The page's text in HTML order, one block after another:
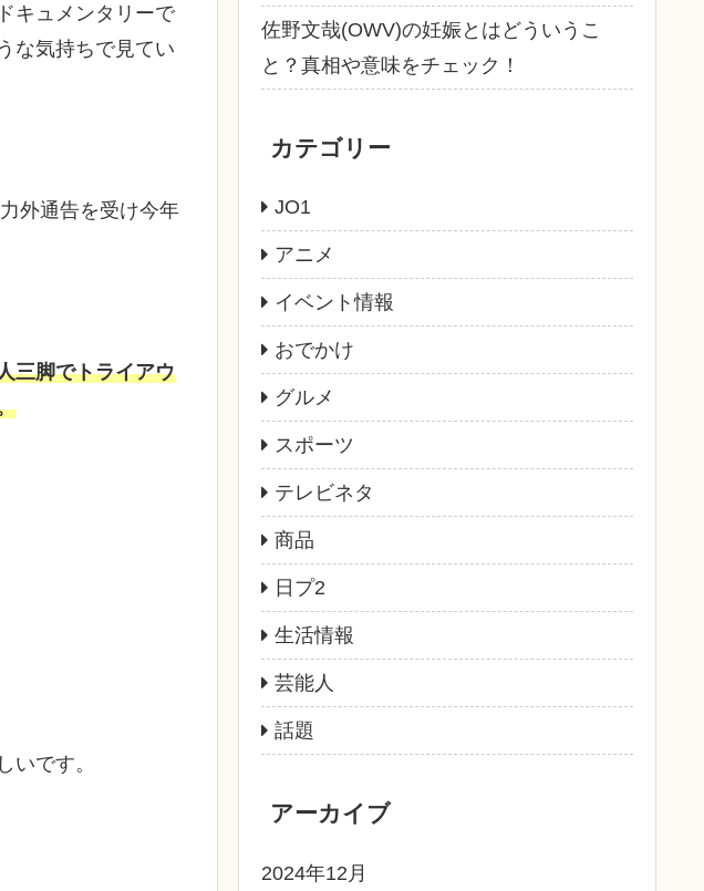
キュメンタリーで
な気持ちで見てい
外通告を受け今年
三脚でトライアウ
いです。
佐野文哉(OWV)の妊娠とはどういうこ
と？真相や意味をチェック！
カテゴリー
JO1
アニメ
イベント情報
おでかけ
グルメ
スポーツ
テレビネタ
商品
日プ2
生活情報
芸能人
話題
アーカイブ
2024年12月